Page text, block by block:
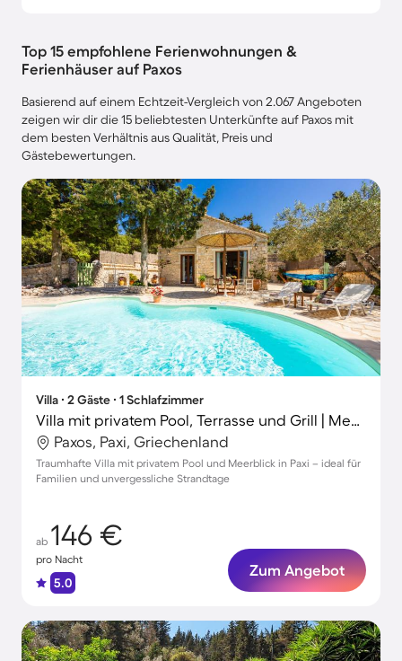
Top 15 empfohlene Ferienwohnungen &
Ferienhäuser auf Paxos
Basierend auf einem Echtzeit-Vergleich von 2.067 Angeboten
zeigen wir dir die 15 beliebtesten Unterkünfte auf Paxos mit
dem besten Verhältnis aus Qualität, Preis und
Gästebewertungen.
Villa ∙ 2 Gäste ∙ 1 Schlafzimmer
Villa mit privatem Pool, Terrasse und Grill | Meerblick
Paxos, Paxi, Griechenland
Traumhafte Villa mit privatem Pool und Meerblick in Paxi – ideal für
Familien und unvergessliche Strandtage
ab 146 €
pro Nacht
5.0
Zum Angebot